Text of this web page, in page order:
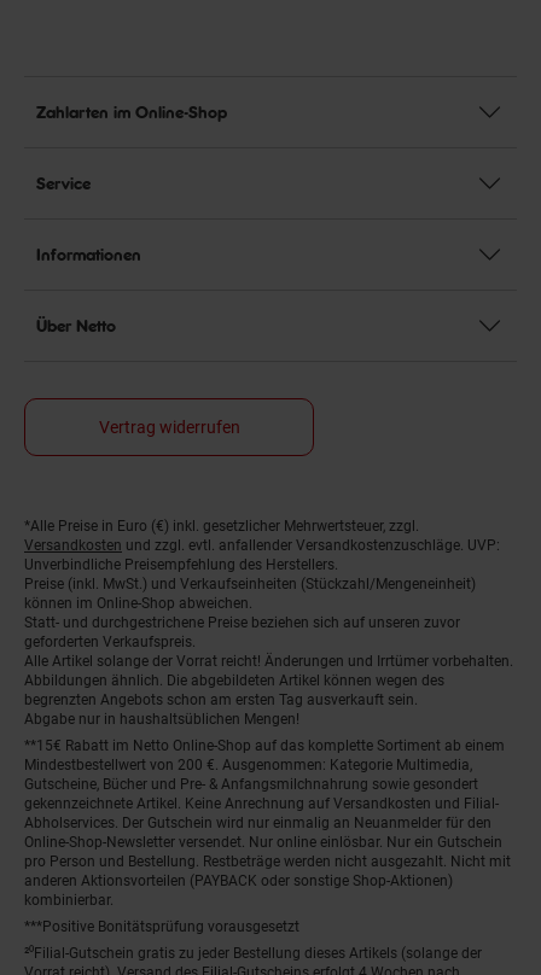
Zahlarten im Online-Shop
Service
Informationen
Über Netto
Vertrag widerrufen
Fußnoten
*Alle Preise in Euro (€) inkl. gesetzlicher Mehrwertsteuer, zzgl.
Versandkosten und zzgl. evtl. anfallender Versandkostenzuschläge. UVP:
Unverbindliche Preisempfehlung des Herstellers.
Preise (inkl. MwSt.) und Verkaufseinheiten (Stückzahl/Mengeneinheit)
können im Online-Shop abweichen.
Statt- und durchgestrichene Preise beziehen sich auf unseren zuvor
geforderten Verkaufspreis.
Alle Artikel solange der Vorrat reicht! Änderungen und Irrtümer vorbehalten.
Abbildungen ähnlich. Die abgebildeten Artikel können wegen des
begrenzten Angebots schon am ersten Tag ausverkauft sein.
Abgabe nur in haushaltsüblichen Mengen!
**15€ Rabatt im Netto Online-Shop auf das komplette Sortiment ab einem
Mindestbestellwert von 200 €. Ausgenommen: Kategorie Multimedia,
Gutscheine, Bücher und Pre- & Anfangsmilchnahrung sowie gesondert
gekennzeichnete Artikel. Keine Anrechnung auf Versandkosten und Filial-
Abholservices. Der Gutschein wird nur einmalig an Neuanmelder für den
Online-Shop-Newsletter versendet. Nur online einlösbar. Nur ein Gutschein
pro Person und Bestellung. Restbeträge werden nicht ausgezahlt. Nicht mit
anderen Aktionsvorteilen (PAYBACK oder sonstige Shop-Aktionen)
kombinierbar.
***Positive Bonitätsprüfung vorausgesetzt
²⁰Filial-Gutschein gratis zu jeder Bestellung dieses Artikels (solange der